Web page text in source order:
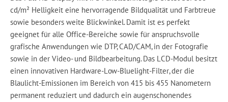
cd/m² Helligkeit eine hervorragende Bildqualität und Farbtreue
sowie besonders weite Blickwinkel. Damit ist es perfekt
geeignet für alle Office-Bereiche sowie für anspruchsvolle
grafische Anwendungen wie DTP, CAD/CAM, in der Fotografie
sowie in der Video- und Bildbearbeitung. Das LCD-Modul besitzt
einen innovativen Hardware-Low-Bluelight-Filter, der die
Blaulicht-Emissionen im Bereich von 415 bis 455 Nanometern
permanent reduziert und dadurch ein augenschonendes